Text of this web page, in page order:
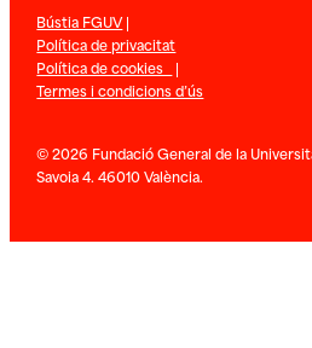
Bústia FGUV|
Política de privacitat
Política de cookies |
Termes i condicions d’ús
© 2026 Fundació General de la
Savoia 4. 46010 València.